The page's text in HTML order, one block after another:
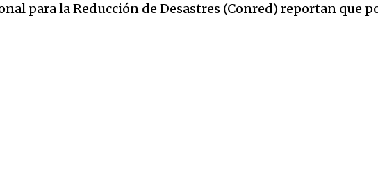
para la Reducción de Desastres (Conred) reportan que